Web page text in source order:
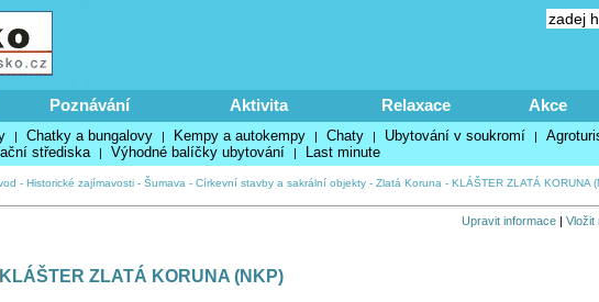
Poznávání Aktivita Relaxace Akce
| Chatky a bungalovy | Kempy a autokempy | Chaty | Ubytování v soukromí |
střediska | Výhodné balíčky ubytování | Last minute
- Historické zajímavosti- Šumava - Církevní stavby a sakrální objekty- Zlatá Koruna - KLÁŠTER ZLATÁ KORUNA
Upravit informace| Vložit
KLÁŠTER ZLATÁ KORUNA (NKP)